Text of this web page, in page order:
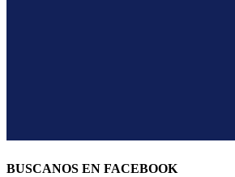
BUSCANOS EN FACEBOOK